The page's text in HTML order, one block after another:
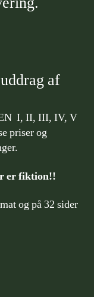
af
I, II, III, IV, V
priser og
er fiktion!!
og på 32 sider